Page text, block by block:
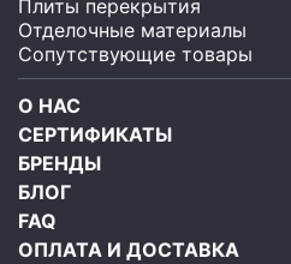
Плиты перекрытия
Отделочные материалы
Сопутствующие товары
О НАС
СЕРТИФИКАТЫ
БРЕНДЫ
БЛОГ
FAQ
ОПЛАТА И ДОСТАВКА